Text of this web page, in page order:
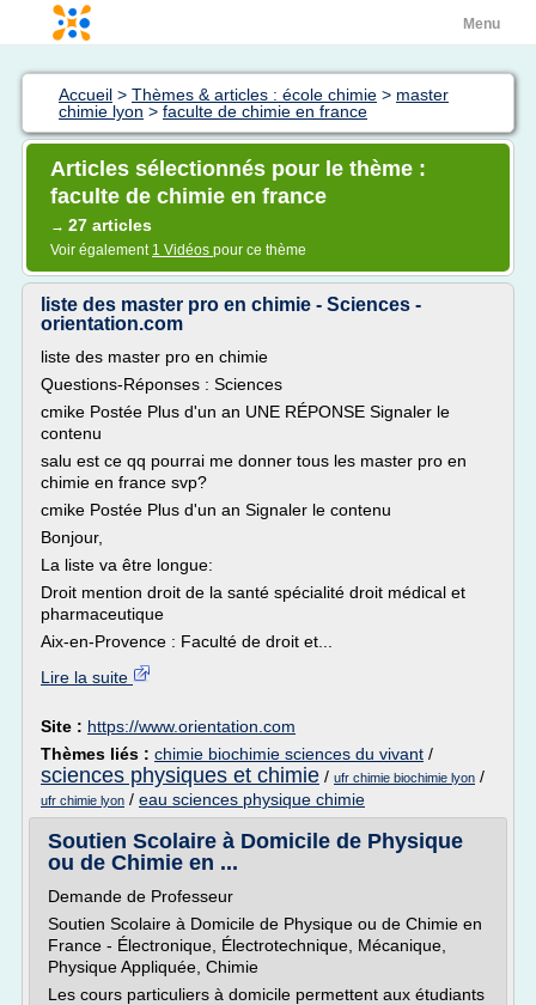
Menu
Accueil > Thèmes & articles : école chimie > master
chimie lyon > faculte de chimie en france
Articles sélectionnés pour le thème :
faculte de chimie en france
→ 27 articles
Voir également 1 Vidéos pour ce thème
liste des master pro en chimie - Sciences -
orientation.com
liste des master pro en chimie
Questions-Réponses : Sciences
cmike Postée Plus d'un an UNE RÉPONSE Signaler le
contenu
salu est ce qq pourrai me donner tous les master pro en
chimie en france svp?
cmike Postée Plus d'un an Signaler le contenu
Bonjour,
La liste va être longue:
Droit mention droit de la santé spécialité droit médical et
pharmaceutique
Aix-en-Provence : Faculté de droit et...
Lire la suite
Site : https://www.orientation.com
Thèmes liés : chimie biochimie sciences du vivant /
sciences physiques et chimie / ufr chimie biochimie lyon /
ufr chimie lyon / eau sciences physique chimie
Soutien Scolaire à Domicile de Physique
ou de Chimie en ...
Demande de Professeur
Soutien Scolaire à Domicile de Physique ou de Chimie en
France - Électronique, Électrotechnique, Mécanique,
Physique Appliquée, Chimie
Les cours particuliers à domicile permettent aux étudiants